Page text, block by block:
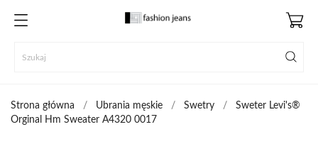
Strona główna Ubrania męskie Swetry
Sweter Levi's®
Orginal Hm Sweater A4320 0017